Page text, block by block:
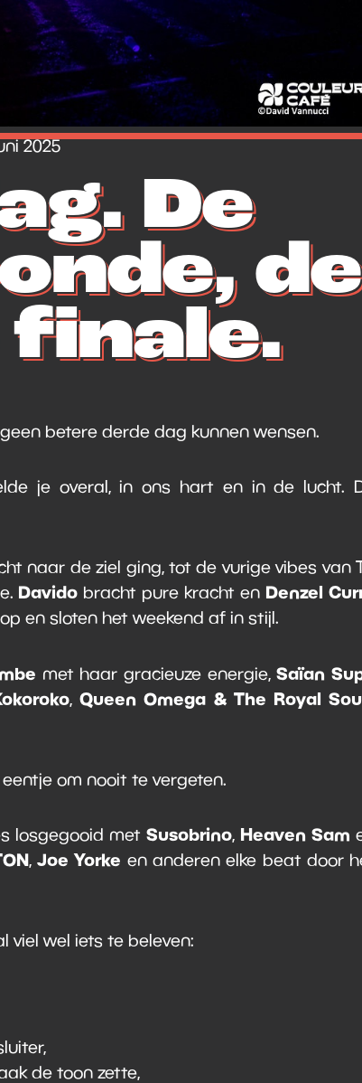
2025
De
de
betere derde dag kunnen wensen.
je overal, in ons hart en in de lucht.
naar de ziel ging, tot de vurige vibes van
Davido bracht pure kracht en Denzel
en sloten het weekend af in stijl.
met haar gracieuze energie,Saïan
,Queen Omega & The Royal
om nooit te vergeten.
losgegooid met Susobrino, Heaven Sam
,Joe Yorke en anderen elke beat door
viel wel iets te beleven:
de toon zette,